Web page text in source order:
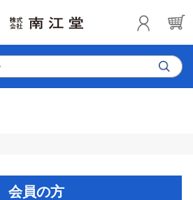
会員の方